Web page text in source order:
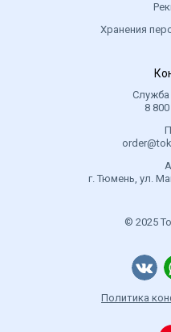
Хранения
8
г. Тюмень, ул.
© 2025
Политика